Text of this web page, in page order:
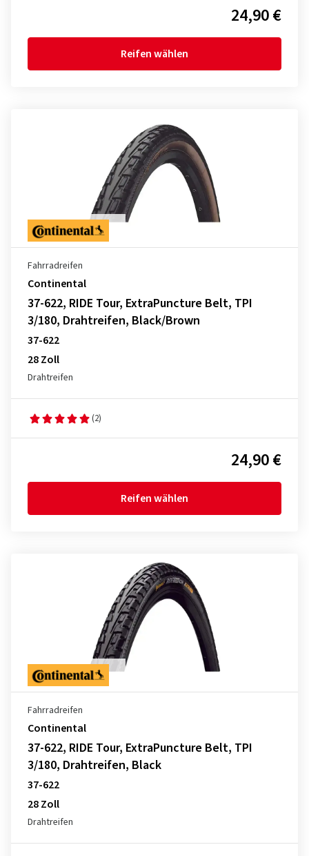
24,90 €
Reifen wählen
Fahrradreifen
Continental
37-622, RIDE Tour, ExtraPuncture Belt, TPI
3/180, Drahtreifen, Black/Brown
37-622
28 Zoll
Drahtreifen
(2)
24,90 €
Reifen wählen
Fahrradreifen
Continental
37-622, RIDE Tour, ExtraPuncture Belt, TPI
3/180, Drahtreifen, Black
37-622
28 Zoll
Drahtreifen